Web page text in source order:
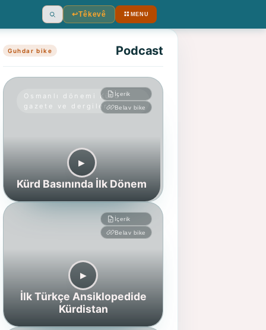
Ara ↩︎Têkevê MENU
Guhdar bike Podcast
Osmanlı dönemi Kürd
gazete ve dergileri
İçerik
Belav bike
▶︎
Kürd Basınında İlk Dönem
İçerik
Belav bike
▶︎
İlk Türkçe Ansiklopedide
Kürdistan